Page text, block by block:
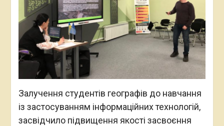
Залучення студентів географів до навчання
із застосуванням інформаційних технологій,
засвідчило підвищення якості засвоєння